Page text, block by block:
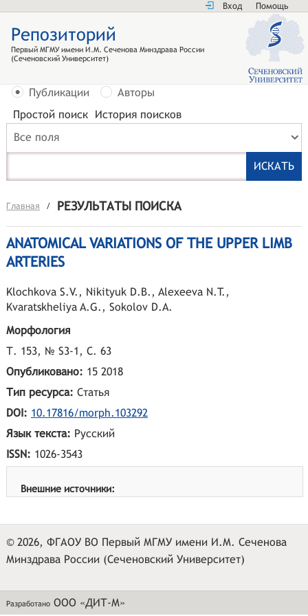
Вход Помощь
Репозиторий
Первый МГМУ имени И.М. Сеченова Минздрава России
(Сеченовский Университет)
Публикации
Авторы
Простой поиск История поисков
Все поля
Главная / РЕЗУЛЬТАТЫ ПОИСКА
ANATOMICAL VARIATIONS OF THE UPPER LIMB
ARTERIES
Klochkova S.V. , Nikityuk D.B. , Alexeeva N.T. ,
Kvaratskheliya A.G. , Sokolov D.A.
Морфология
Т. 153, № S3-1, С. 63
Опубликовано: 15 2018
Тип ресурса: Статья
DOI: 10.17816/morph.103292
Язык текста: Русский
ISSN: 1026-3543
Внешние источники:
© 2026, ФГАОУ ВО Первый МГМУ имени И.М. Сеченова
Минздрава России (Сеченовский Университет)
Разработано ООО «ДИТ-М»